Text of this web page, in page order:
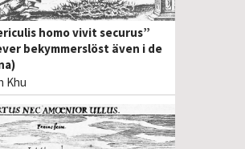
homo vivit securus”
bekymmerslöst även i de
Khu